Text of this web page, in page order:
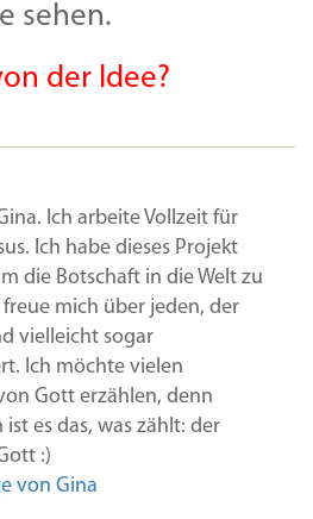
sehen.
der Idee?
Ich arbeite Vollzeit für
Ich habe dieses Projekt
die Botschaft in die Welt zu
mich über jeden, der
vielleicht sogar
Ich möchte vielen
Gott erzählen, denn
es das, was zählt: der
:)
von Gina